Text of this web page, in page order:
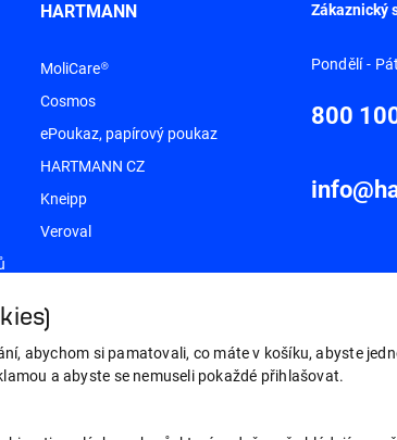
abychom si pamatovali, co máte v košíku, abyste
a abyste se nemuseli pokaždé přihlašovat.
HARTMANN
MoliCare®
Cosmos
ePoukaz, papírový poukaz
HARTMANN CZ
Kneipp
Veroval
Zákaznický
Pondělí -
800